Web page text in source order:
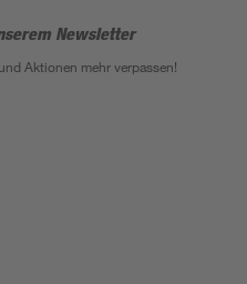
Newsletter
Aktionen mehr verpassen!